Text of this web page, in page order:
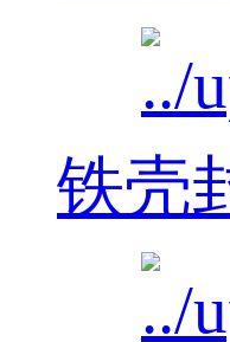
铁壳